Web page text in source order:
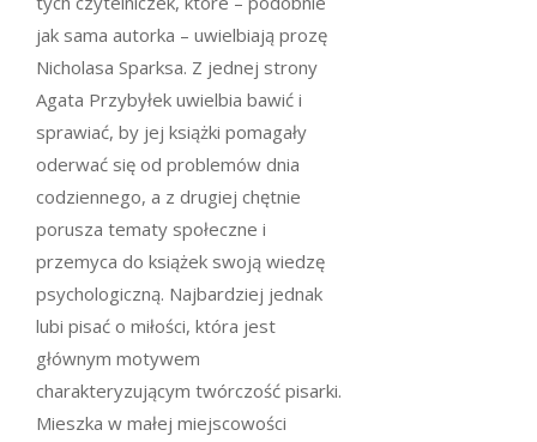
jak sama autorka – uwielbiają prozę
Nicholasa Sparksa. Z jednej strony
Agata Przybyłek uwielbia bawić i
sprawiać, by jej książki pomagały
oderwać się od problemów dnia
codziennego, a z drugiej chętnie
porusza tematy społeczne i
przemyca do książek swoją wiedzę
psychologiczną. Najbardziej jednak
lubi pisać o miłości, która jest
głównym motywem
charakteryzującym twórczość pisarki.
Mieszka w małej miejscowości